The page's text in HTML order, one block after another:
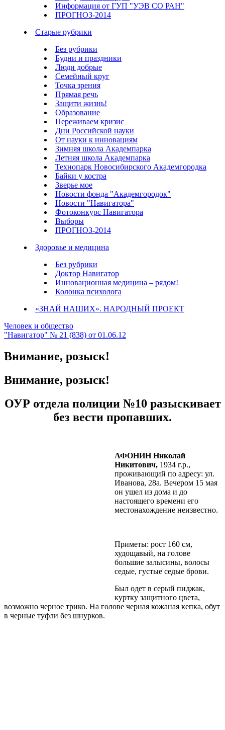
Информация от ГУП "УЭВ СО РАН"
ПРОГНОЗ-2014
Старые рубрики
Без рубрики
Будни и праздники
Люди добрые
Семейный круг
Точка зрения
Прямая речь
Защити жизнь!
Образование
Переживаем кризис
Дни Российской науки
От науки к инновациям
Зимняя школа Академпарка
Летняя школа Академпарка
Технопарк Новосибирского Академгородка
Байки у костра
Зверье мое
Новости фонда "Академгородок"
Новости "Навигатора"
Фотоконкурс Навигатора
Выборы
ПРОГНОЗ-2014
Здоровье и медицина
Без рубрики
Доктор Навигатор
Инновационная медицина – рядом!
Колонка психолога
«ЗНАЙ НАШИХ». НАРОДНЫЙ ПРОЕКТ
Человек и общество
"Навигатор" № 21 (838) от 01.06.12
Внимание, розыск!
Внимание, розыск!
ОУР отдела полиции №10 разыскивает
без вести пропавших.
АФОНИН Николай
Никитович, 1934 г.р.,
проживающий по адресу: ул.
Иванова, 28а. Вечером 15 мая
он ушел из дома и до
настоящего времени его
местонахождение неизвестно.
Приметы: рост 160 см,
худощавый, на голове
большие залысины, волосы
седые, густые седые брови.
Был одет в серый пиджак,
куртку защитного цвета,
возможно черное трико. На голове черная кожаная кепка, обут
в черные туфли без шнурков.